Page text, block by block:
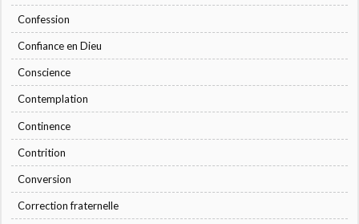
Confession
Confiance en Dieu
Conscience
Contemplation
Continence
Contrition
Conversion
Correction fraternelle